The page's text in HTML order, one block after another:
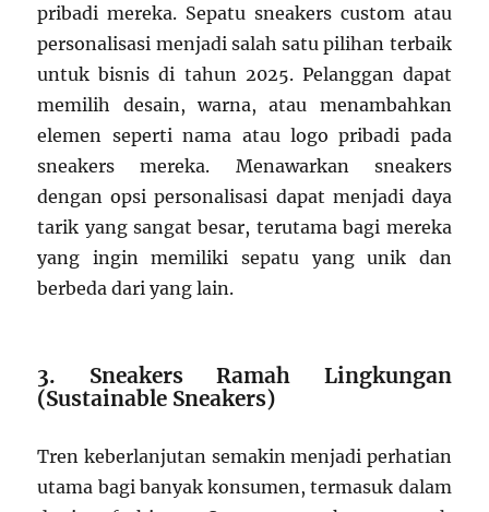
pribadi mereka. Sepatu sneakers custom atau
personalisasi menjadi salah satu pilihan terbaik
untuk bisnis di tahun 2025. Pelanggan dapat
memilih desain, warna, atau menambahkan
elemen seperti nama atau logo pribadi pada
sneakers mereka. Menawarkan sneakers
dengan opsi personalisasi dapat menjadi daya
tarik yang sangat besar, terutama bagi mereka
yang ingin memiliki sepatu yang unik dan
berbeda dari yang lain.
3. Sneakers Ramah Lingkungan
(Sustainable Sneakers)
Tren keberlanjutan semakin menjadi perhatian
utama bagi banyak konsumen, termasuk dalam